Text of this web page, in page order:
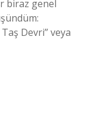
biraz genel
Devri” veya